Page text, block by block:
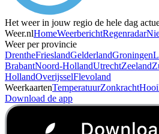
Het weer in jouw regio de hele dag
Weer.nlHomeWeerberichtRegenradar
Weer per provincie
DrentheFrieslandGelderlandGroningen
BrabantNoord-HollandUtrechtZeeland
HollandOverijsselFlevoland
WeerkaartenTemperatuurZonkracht
Download de app